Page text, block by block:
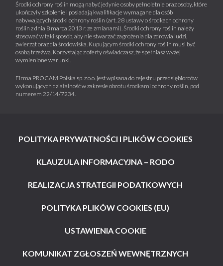
Środki ochrony roślin mogą nabyć jedynie osoby pełnoletnie oraz osoby, które
ukończyły szkolenie i posiadają kwalifikacje wymagane dla osób
nabywających środki ochrony roślin (art. 28 ustawy o środkach ochrony
roślin z dnia 8 marca 2013 r. ze zmianami). Środki ochrony roślin należy
stosować w taki sposób, aby nie stwarzać zagrożenia dla zdrowia ludzi,
zwierząt oraz dla środowiska. Kupującym środki ochrony roślin musi być
osobą trzeźwą. Korzystając z oferty oświadczasz, że spełniasz wyżej
wymienione warunki.
Firma PROCAM Polska sp. z o.o. jest wpisana do rejestru przedsiębiorców
wykonujących działalność w zakresie obrotu środkami ochrony roślin, pod
numerem 22/14/7234.
POLITYKA PRYWATNOŚCI I PLIKÓW COOKIES
KLAUZULA INFORMACYJNA – RODO
REALIZACJA STRATEGII PODATKOWYCH
POLITYKA PLIKÓW COOKIES (EU)
USTAWIENIA COOKIE
KOMUNIKAT ZGŁOSZEŃ WEWNĘTRZNYCH